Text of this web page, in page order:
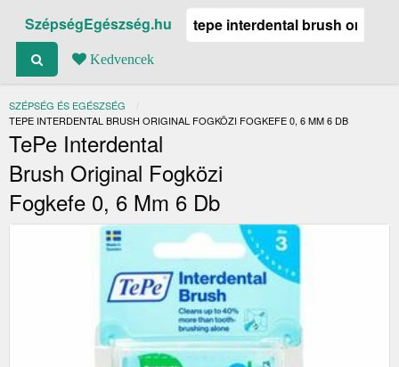
SzépségEgészség.hu
Kedvencek
SZÉPSÉG ÉS EGÉSZSÉG
JELENLEGI:
TEPE INTERDENTAL BRUSH ORIGINAL FOGKÖZI FOGKEFE 0, 6 MM 6 DB
TePe Interdental
Brush Original Fogközi
Fogkefe 0, 6 Mm 6 Db